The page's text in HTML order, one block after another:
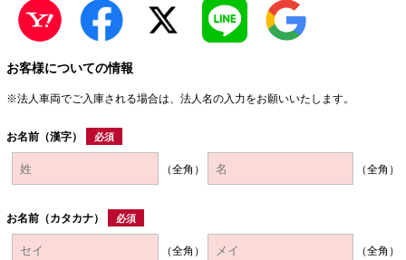
お客様についての情報
※法人車両でご入庫される場合は、法人名の入力をお願いいたします。
お名前（漢字） 必須
（全角） （全角）
お名前（カタカナ） 必須
（全角） （全角）